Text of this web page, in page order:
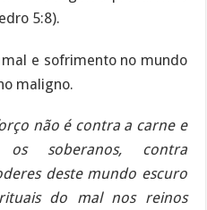
5:8).
e sofrimento no mundo
maligno.
não é contra a carne e
soberanos, contra
deste mundo escuro
do mal nos reinos